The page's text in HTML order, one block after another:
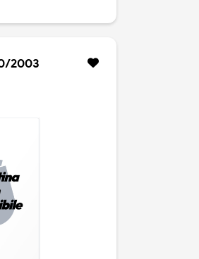
2003